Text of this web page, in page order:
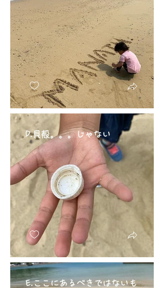
D.貝殻。。。じゃない
E.ここにあるべきではないも